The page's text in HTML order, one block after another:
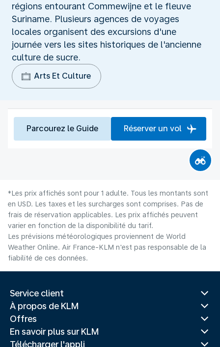
régions entourant Commewijne et le fleuve
Suriname. Plusieurs agences de voyages
locales organisent des excursions d'une
journée vers les sites historiques de l'ancienne
culture de sucre.
Arts Et Culture
Parcourez le Guide Réserver un vol
*Les prix affichés sont pour 1 adulte. Tous les montants sont
en USD. Les taxes et les surcharges sont comprises. Pas de
frais de réservation applicables. Les prix affichés peuvent
varier en fonction de la disponibilité du tarif.
Les prévisions météorologiques proviennent de World
Weather Online. Air France-KLM n'est pas responsable de la
fiabilité de ces données.
Service client
À propos de KLM
Offres
En savoir plus sur KLM
Télécharger l'appli